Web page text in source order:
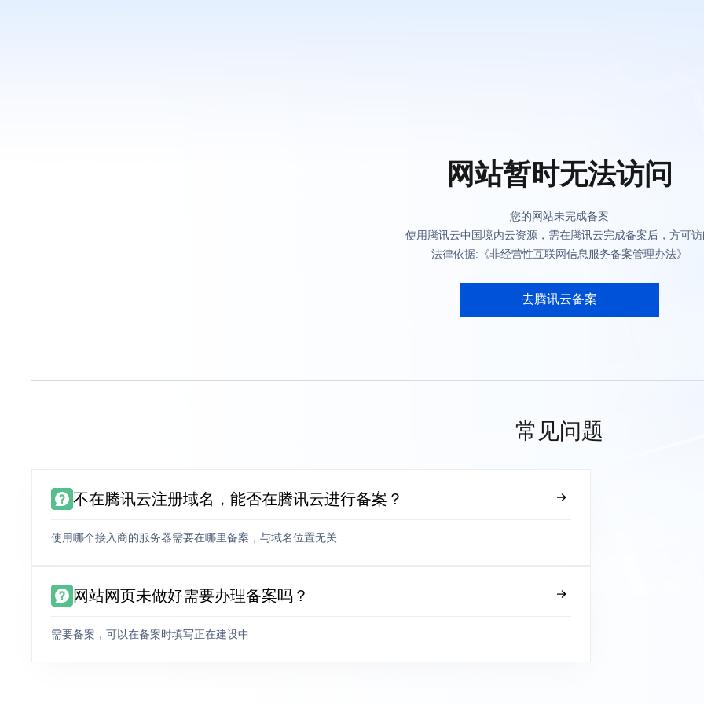
网站暂时无法访问
您的网站未完成备案
使用腾讯云中国境内云资源，需在腾讯云完成备案后，方可
法律依据:《非经营性互联网信息服务备案管理办法》
去腾讯云备案
常见问题
不在腾讯云注册域名，能否在腾讯云进行备案？
使用哪个接入商的服务器需要在哪里备案，与域名位置无关
网站网页未做好需要办理备案吗？
需要备案，可以在备案时填写正在建设中